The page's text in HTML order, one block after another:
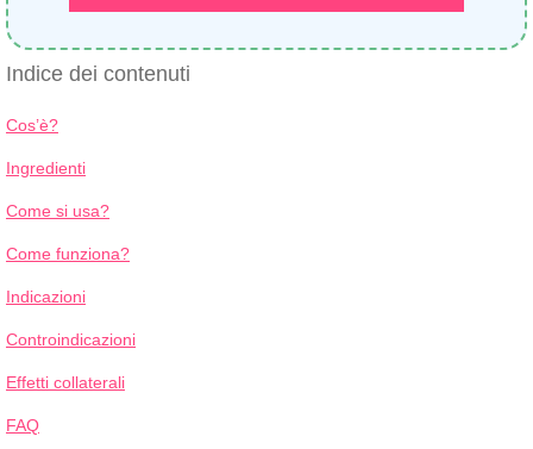
Indice dei contenuti
Cos’è?
Ingredienti
Come si usa?
Come funziona?
Indicazioni
Controindicazioni
Effetti collaterali
FAQ